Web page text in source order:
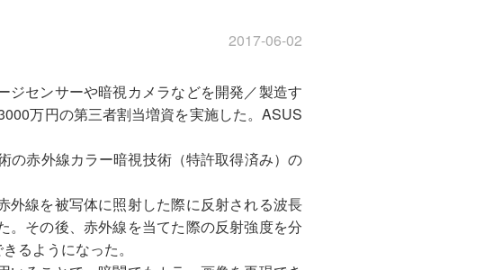
2017-06-02
センサーや暗視カメラなどを開発／製造す
万円の第三者割当増資を実施した。ASUS
の赤外線カラー暗視技術（特許取得済み）の
外線を被写体に照射した際に反射される波長
その後、赤外線を当てた際の反射強度を分
るようになった。